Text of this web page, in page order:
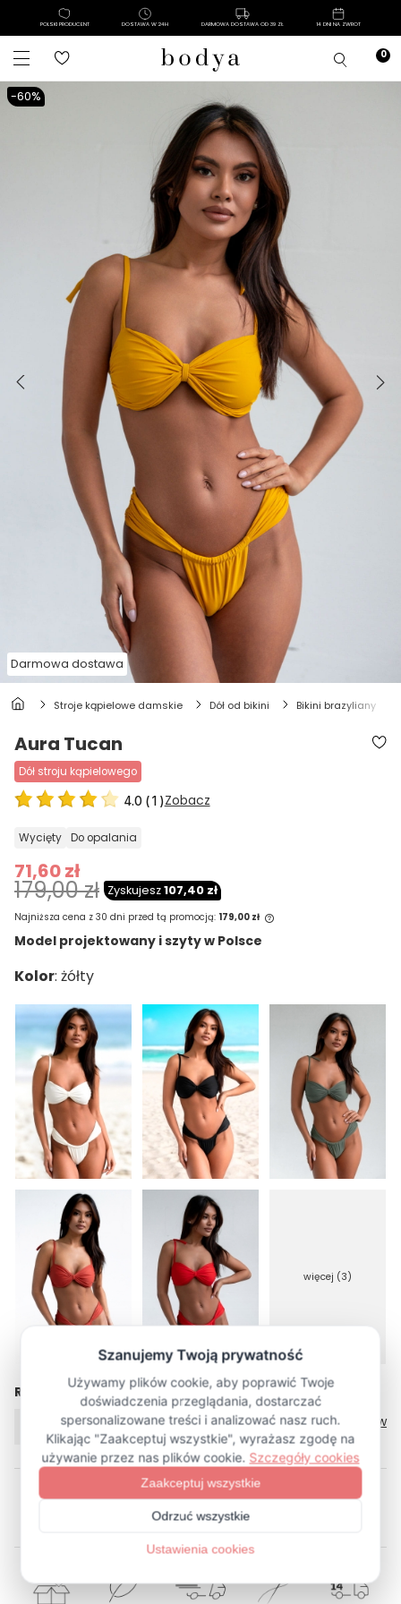
POLSKI PRODUCENT DOSTAWA W 24H DARMOWA DOSTAWA OD 39 ZŁ 14 DNI NA ZWROT
Darmowa dostawa
-60%
stroje kąpielowe damskie dół od bikini bikini brazyliany
Aura Tucan
dół stroju kąpielowego
4.0 (1 )Zobacz
wycięty do opalania
71,60 zł
179,00 zł Zyskujesz107,40 zł
Najniższa cena z 30 dni przed tą promocją: 179,00 zł
niż 30 dni, wyświetlana jest najniższa
pojawił się w sprzedaży.
Model projektowany i szyty w Polsce
Kolor
więcej (3)
Rozmiar
XL Tabela rozmiarów